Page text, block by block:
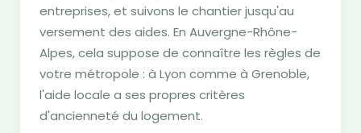
entreprises, et suivons le chantier jusqu'au
versement des aides. En Auvergne-Rhône-
Alpes, cela suppose de connaître les règles de
votre métropole : à Lyon comme à Grenoble,
l'aide locale a ses propres critères
d'ancienneté du logement.